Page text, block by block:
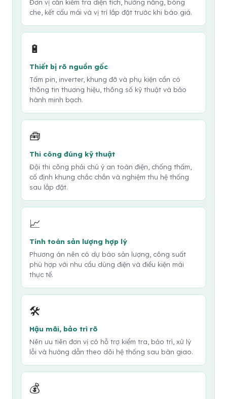
Đơn vị cần kiểm tra diện tích, hướng nắng, bóng
che, kết cấu mái và vị trí lắp đặt trước khi báo giá.
🔋
Thiết bị rõ nguồn gốc
Tấm pin, inverter, khung đỡ và phụ kiện cần có
thông tin thương hiệu, thông số kỹ thuật và bảo
hành minh bạch.
🧰
Thi công đúng kỹ thuật
Đội thi công phải chú ý an toàn điện, chống thấm,
cố định khung chắc chắn và nghiệm thu hệ thống
sau lắp đặt.
📈
Tính toán sản lượng hợp lý
Phương án nên có dự báo sản lượng, công suất
phù hợp với nhu cầu dùng điện và điều kiện mái
thực tế.
🛠️
Hậu mãi, bảo trì rõ
Nên ưu tiên đơn vị có hỗ trợ kiểm tra, bảo trì, xử lý
lỗi và hướng dẫn theo dõi hệ thống sau bàn giao.
💰